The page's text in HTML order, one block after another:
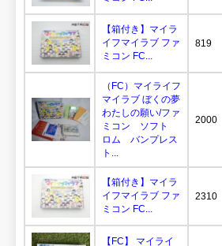
【箱付き】マイラ
イフマイラブ ファ
ミコン FC...
819
（FC）マイライフ
マイラブ ぼくの夢
わたしの願い/ファ
ミコン ソフト
ロム バンプレス
ト...
2000
【箱付き】マイラ
イフマイラブ ファ
ミコン FC...
2310
【FC】 マイライ